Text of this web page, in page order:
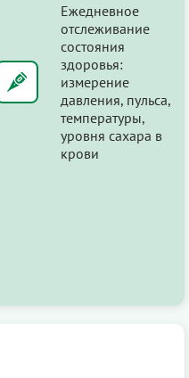
Ежедневное
отслеживание
состояния
здоровья:
измерение
давления, пульса,
температуры,
уровня сахара в
крови